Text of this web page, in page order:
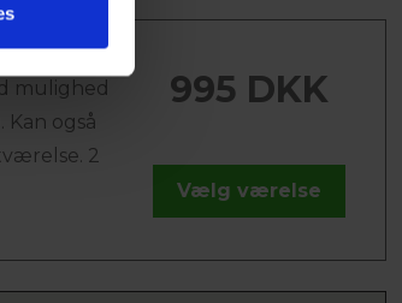
mulighed
også
2
995 DKK
Vælg værelse